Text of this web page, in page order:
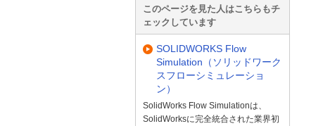
このページを見た人はこちらもチ
ェックしています
SOLIDWORKS Flow
Simulation（ソリッドワーク
スフローシミュレーショ
ン）
SolidWorks Flow Simulationは、
SolidWorksに完全統合された業界初